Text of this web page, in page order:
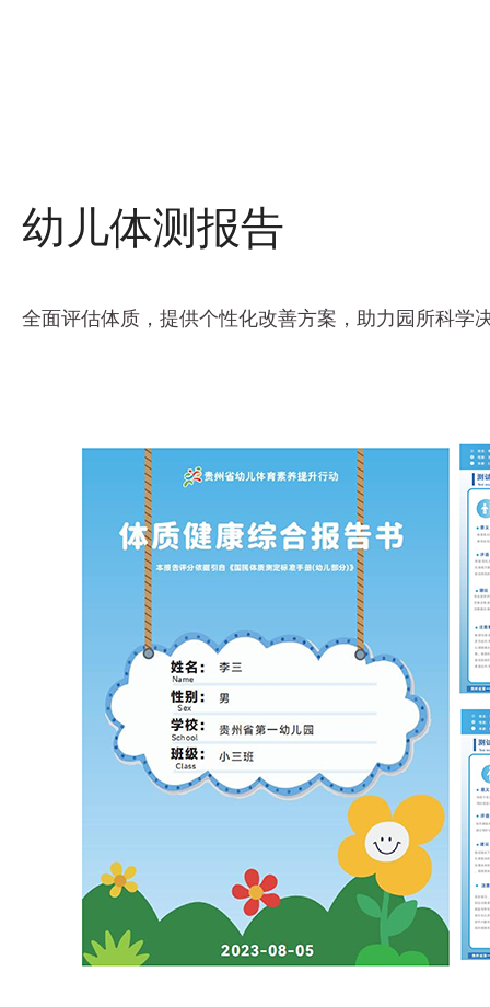
幼儿体测报告
全面评估体质，提供个性化改善方案，助力园所科学